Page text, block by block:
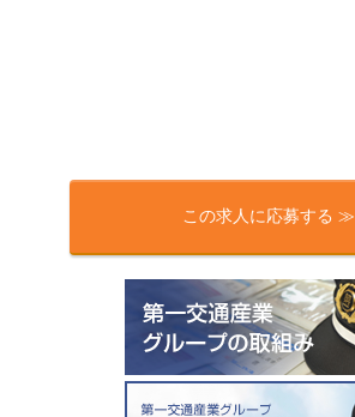
この求人に応募する ≫